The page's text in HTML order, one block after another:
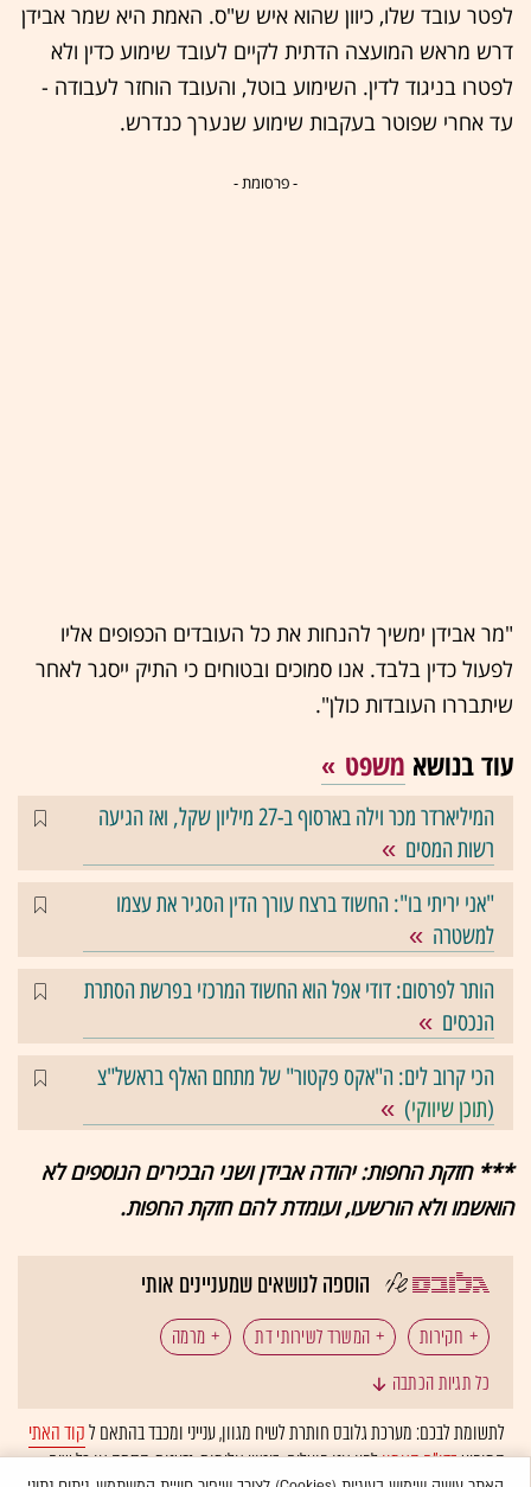
לפטר עובד שלו, כיוון שהוא איש ש"ס. האמת היא שמר אבידן
דרש מראש המועצה הדתית לקיים לעובד שימוע כדין ולא
לפטרו בניגוד לדין. השימוע בוטל, והעובד הוחזר לעבודה -
עד אחרי שפוטר בעקבות שימוע שנערך כנדרש.
- פרסומת -
"מר אבידן ימשיך להנחות את כל העובדים הכפופים אליו
לפעול כדין בלבד. אנו סמוכים ובטוחים כי התיק ייסגר לאחר
שיתבררו העובדות כולן".
עוד בנושא משפט
המיליארדר מכר וילה בארסוף ב-27 מיליון שקל, ואז הגיעה
רשות המסים
"אני יריתי בו": החשוד ברצח עורך הדין הסגיר את עצמו
למשטרה
הותר לפרסום: דודי אפל הוא החשוד המרכזי בפרשת הסתרת
הנכסים
הכי קרוב לים: ה"אקס פקטור" של מתחם האלף בראשל"צ
(תוכן שיווקי)
*** חזקת החפות: יהודה אבידן ושני הבכירים הנוספים לא
הואשמו ולא הורשעו, ועומדת להם חזקת החפות.
הוספה לנושאים שמעניינים אותי
חקירות המשרד לשירותי דת מרמה
יאח"ה ש"ס
כל תגיות הכתבה
לתשומת לבכם: מערכת גלובס חותרת לשיח מגוון, ענייני ומכבד בהתאם לקוד האתי
המופיעבדו"ח האמוןלפיו אנו פועלים. ביטויי אלימות, גזענות, הסתה או כל שיח